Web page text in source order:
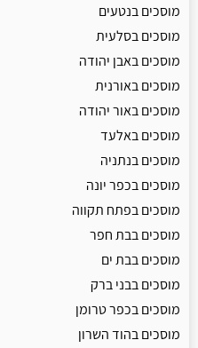
מוסכים בנטעים
מוסכים בסלעית
מוסכים באבן יהודה
מוסכים באורנית
מוסכים באור יהודה
מוסכים באלעד
מוסכים בנתניה
מוסכים בכפר יונה
מוסכים בפתח תקווה
מוסכים בבת חפר
מוסכים בבת ים
מוסכים בבני ברק
מוסכים בכפר טרומן
מוסכים בהוד השרון